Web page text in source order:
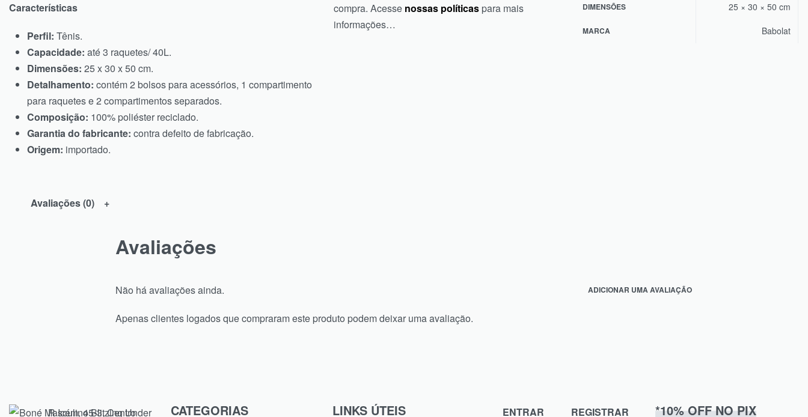
Características
Perfil: Tênis.
Capacidade: até 3 raquetes/ 40L.
Dimensões: 25 x 30 x 50 cm.
Detalhamento: contém 2 bolsos para acessórios, 1 compartimento
para raquetes e 2 compartimentos separados.
Composição: 100% poliéster reciclado.
Garantia do fabricante: contra defeito de fabricação.
Origem: importado.
compra. Acesse nossas políticaspara mais
informações…
DIMENSÕES 25 × 30 × 50 cm
MARCA Babolat
Avaliações (0)
Avaliações
Não há avaliações ainda. ADICIONAR UMA AVALIAÇÃO
Apenas clientes logados que compraram este produto podem deixar uma avaliação.
R Icém, 45-3, Centro CATEGORIAS LINKS ÚTEIS ENTRAR REGISTRAR *10% OFF NO PIX